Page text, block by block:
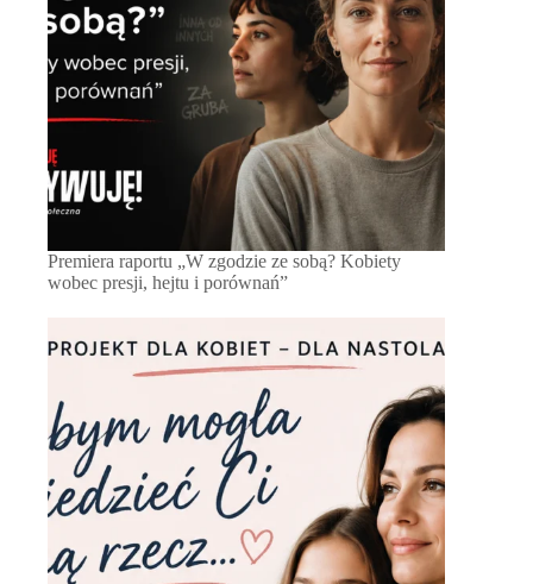
Premiera raportu „W zgodzie ze sobą? Kobiety
wobec presji, hejtu i porównań”